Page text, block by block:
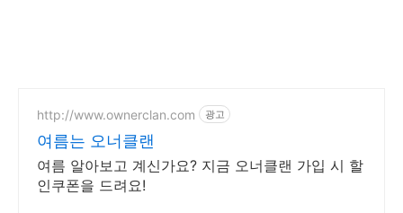
http://www.ownerclan.com 광고
여름는 오너클랜
여름 알아보고 계신가요? 지금 오너클랜 가입 시 할
인쿠폰을 드려요!